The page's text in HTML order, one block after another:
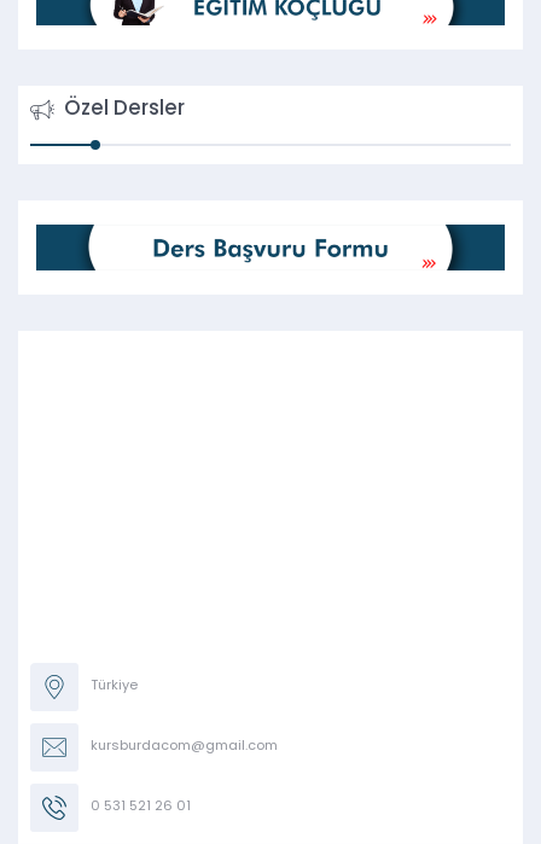
Özel Dersler
Türkiye
kursburdacom@gmail.com
0 531 521 26 01